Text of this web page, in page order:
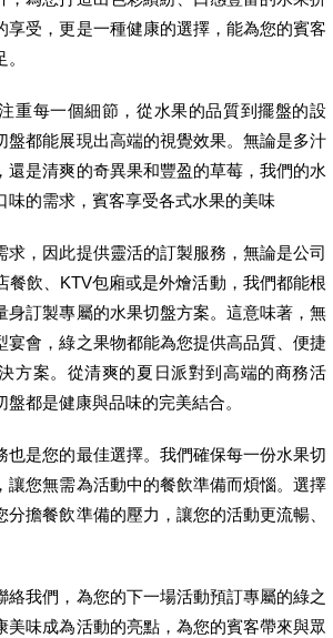
享受，更是一種健康的選擇，能為您的賓客
重每一個細節，從水果的品質到擺盤的設
盤都能展現出高端的視覺效果。無論是多汁
還是清爽的奇異果和豐盈的草莓，我們的水
味的需求，賓客享受各式水果的美味
求，因此提供靈活的訂製服務，無論是公司
餐飲、KTV包廂或是外燴活動，我們都能根
身訂製專屬的水果切盤方案。這意味著，無
宴會，綠之果物都能為您提供高品質、便捷
方案。從清爽的夏日派對到高端的商務活
都是健康與品味的完美結合。
也是您的最佳選擇。我們確保每一份水果切
讓您無需為活動中的餐飲準備而煩惱。選擇
擔餐飲準備的壓力，讓您的活動更流暢、
絡我們，為您的下一場活動預訂專屬的綠之
美味成為活動的亮點，為您的賓客帶來與眾